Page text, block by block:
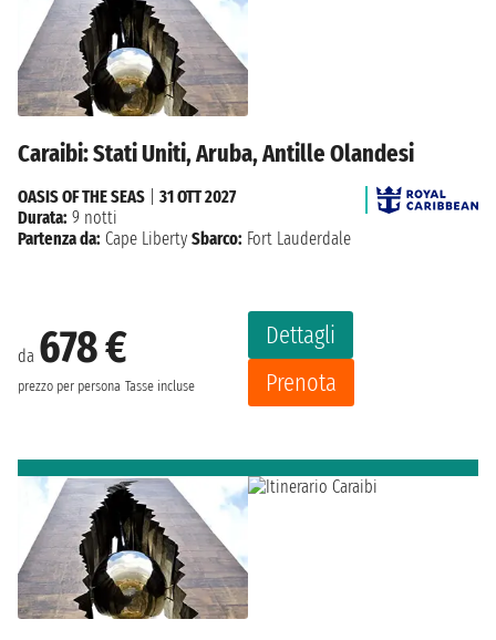
Caraibi: Stati Uniti, Aruba, Antille Olandesi
da 678 €
prezzo per persona Tasse incluse
Dettagli
Prenota
OASIS OF THE SEAS
31 OTT 2027
Durata: 9 notti
Partenza da: Cape Liberty Sbarco: Fort Lauderdale